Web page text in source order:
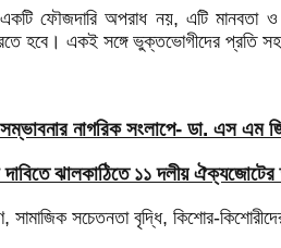
ফৌজদারি অপরাধ নয়, এটি মানবতা
হবে। একই সঙ্গে ভুক্তভোগীদের প্রতি
নাগরিক সংলাপে- ডা. এস এম
ঝালকাঠিতে ১১ দলীয় ঐক্যজোটের
সামাজিক সচেতনতা বৃদ্ধি, কিশোর-